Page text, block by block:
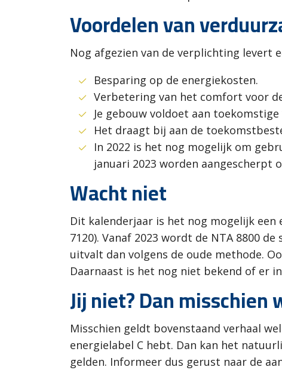
Voordelen van
Nog afgezien van de verplichting levert
Besparing op de energiekosten.
Verbetering van het comfort voor
Je gebouw voldoet aan
Het draagt bij aan de
In 2022 is het nog mogelijk om
januari 2023 worden aangescherpt
Wacht niet
Dit kalenderjaar is het nog mogelijk
7120). Vanaf 2023 wordt de NTA 8800
uitvalt dan volgens de oude methode.
Daarnaast is het nog niet bekend of er
Jij niet? Dan misschien
Misschien geldt bovenstaand verhaal
energielabel C hebt. Dan kan het
gelden. Informeer dus gerust naar de